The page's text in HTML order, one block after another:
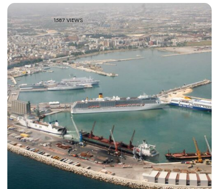
1587 VIEWS